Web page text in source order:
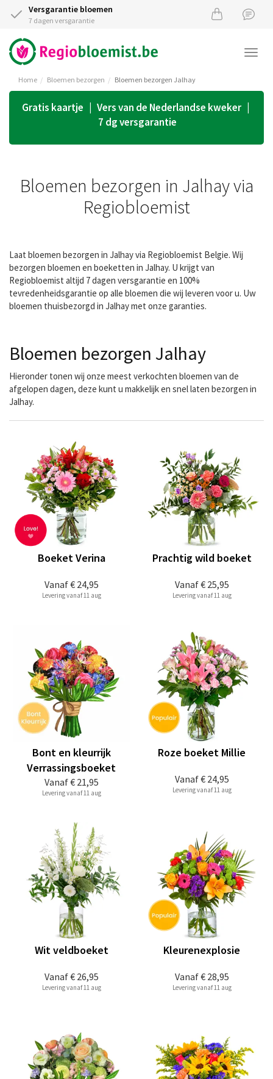
Versgarantie bloemen
7 dagen versgarantie
Home Bloemen bezorgen Bloemen bezorgen Jalhay
Gratis kaartje | Vers van de Nederlandse kweker |
7 dg versgarantie
Bloemen bezorgen in Jalhay via
Regiobloemist
Laat bloemen bezorgen in Jalhay via Regiobloemist Belgie. Wij
bezorgen bloemen en boeketten in Jalhay. U krijgt van
Regiobloemist altijd 7 dagen versgarantie en 100%
tevredenheidsgarantie op alle bloemen die wij leveren voor u. Uw
bloemen thuisbezorgd in Jalhay met onze garanties.
Bloemen bezorgen Jalhay
Hieronder tonen wij onze meest verkochten bloemen van de
afgelopen dagen, deze kunt u makkelijk en snel laten bezorgen in
Jalhay.
Vanaf€ 24,95
Boeket Verina
Levering vanaf 11 aug
Vanaf€ 25,95
Prachtig wild boeket
Levering vanaf 11 aug
Vanaf€ 21,95
Bont en kleurrijk
Verrassingsboeket
Levering vanaf 11 aug
Vanaf€ 24,95
Roze boeket Millie
Levering vanaf 11 aug
Vanaf€ 26,95
Wit veldboeket
Levering vanaf 11 aug
Vanaf€ 28,95
Kleurenexplosie
Levering vanaf 11 aug